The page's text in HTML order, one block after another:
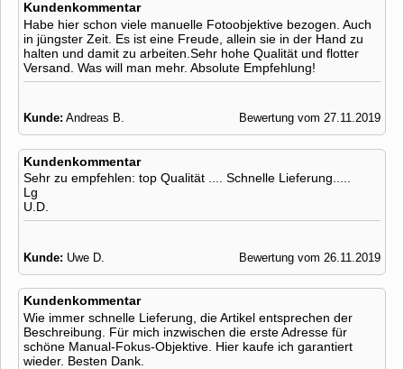
Kundenkommentar
Habe hier schon viele manuelle Fotoobjektive bezogen. Auch
in jüngster Zeit. Es ist eine Freude, allein sie in der Hand zu
halten und damit zu arbeiten.Sehr hohe Qualität und flotter
Versand. Was will man mehr. Absolute Empfehlung!
Kunde: Andreas B. Bewertung vom 27.11.2019
Kundenkommentar
Sehr zu empfehlen: top Qualität .... Schnelle Lieferung.....
Lg
U.D.
Kunde: Uwe D. Bewertung vom 26.11.2019
Kundenkommentar
Wie immer schnelle Lieferung, die Artikel entsprechen der
Beschreibung. Für mich inzwischen die erste Adresse für
schöne Manual-Fokus-Objektive. Hier kaufe ich garantiert
wieder. Besten Dank.